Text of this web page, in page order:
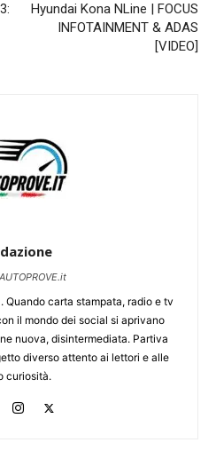
Hyundai Kona NLine | FOCUS
INFOTAINMENT & ADAS
[VIDEO]
carta stampata, radio e tv
il mondo dei social si aprivano
nuova, disintermediata. Partiva
diverso attento ai lettori e alle
curiosità.